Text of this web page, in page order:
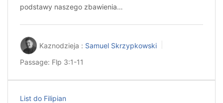
podstawy naszego zbawienia…
Kaznodzieja : Samuel Skrzypkowski
Passage: Flp 3:1-11
List do Filipian